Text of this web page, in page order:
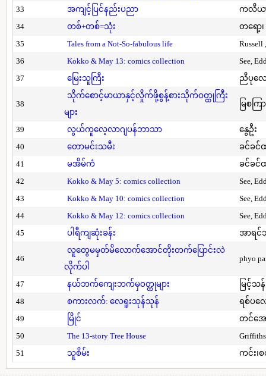
33
အကျင့်ပြင်နည်းပညာ
ကလီယာ
34
တစ်+တစ်=သုံး
တရော့၊
35
Tales from a Not-So-fabulous life
Russell
36
Kokko & May 13: comics collection
See,
37
မြေးသူကြီး ညီပုလေ
38
သိုက်စောင့်မာယာနှင့်လှိုက်ဖို့စွန့်စားသိုက်ဝတ္ထုကြီး
များ
မြစကြာ
39 လွယ်ကူလေ့လာဂျပန်ဘာသာ
နွေဦး
40
တောမင်းသမီး
ခင်ခင်
41
မအိမ်ကံ
ခင်ခင်
42
Kokko & May 5: comics collection
See,
43
Kokko & May 10: comics collection
See,
44
Kokko & May 12: comics collection
See,
45
ပါရီကျဆုံးခန်း အာရင်
46
လူတွေမမှတ်မိလောက်အောင်တိုးတက်ပြောင်းလဲ
လိုက်ပါ
phyo
47 နယ်ဘက်ကျေးဘက်မှဝတ္ထုများ
မြင့်သန်
48
စကားလက်: လေရူးသုန်သုန်
ရစ်ပလ
49
မြိုင်
တင်အေ
50
The 13-story Tree House
51
သူစိမ်း ကင်း၊